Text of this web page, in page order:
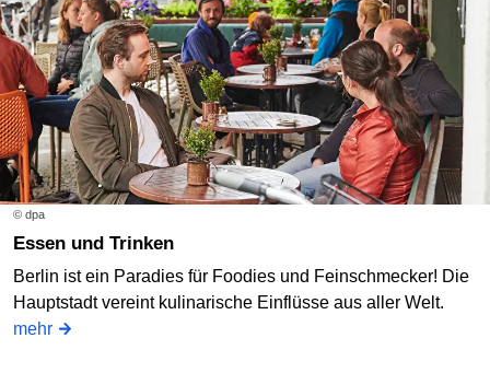
© dpa
Essen und Trinken
Berlin ist ein Paradies für Foodies und Feinschmecker! Die
Hauptstadt vereint kulinarische Einflüsse aus aller Welt.
mehr